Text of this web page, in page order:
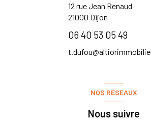
12 rue Jean Renaud
21000 Dijon
06 40 53 05 49
NOS RÉSEAUX
Nous suivre